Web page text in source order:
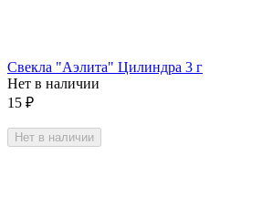
Свекла "Аэлита" Цилиндра 3 г
Нет в наличии
15 ₽
Нет в наличии